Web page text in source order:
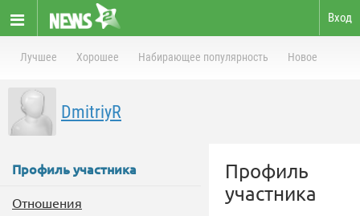
Вход
Лучшее Хорошее Набирающее популярность Новое
DmitriyR
Профиль участника
Отношения
Профиль
участника